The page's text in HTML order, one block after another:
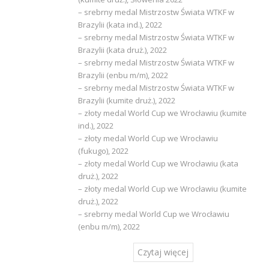
– srebrny medal Mistrzostw Świata WTKF w
Brazylii (kata ind.), 2022
– srebrny medal Mistrzostw Świata WTKF w
Brazylii (kata druż.), 2022
– srebrny medal Mistrzostw Świata WTKF w
Brazylii (enbu m/m), 2022
– srebrny medal Mistrzostw Świata WTKF w
Brazylii (kumite druż.), 2022
– złoty medal World Cup we Wrocławiu (kumite
ind.), 2022
– złoty medal World Cup we Wrocławiu
(fukugo), 2022
– złoty medal World Cup we Wrocławiu (kata
druż.), 2022
– złoty medal World Cup we Wrocławiu (kumite
druż.), 2022
– srebrny medal World Cup we Wrocławiu
(enbu m/m), 2022
Czytaj więcej